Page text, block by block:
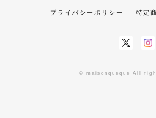
プライバシーポリシー 特定
© maisonqueque All